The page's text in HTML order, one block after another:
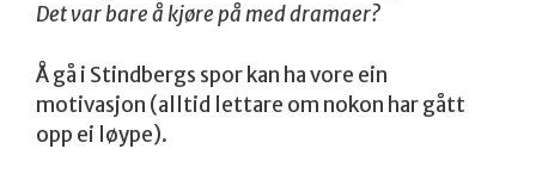
Det var bare å kjøre på med dramaer?
Å gå i Stindbergs spor kan ha vore ein
motivasjon (alltid lettare om nokon har gått
opp ei løype).